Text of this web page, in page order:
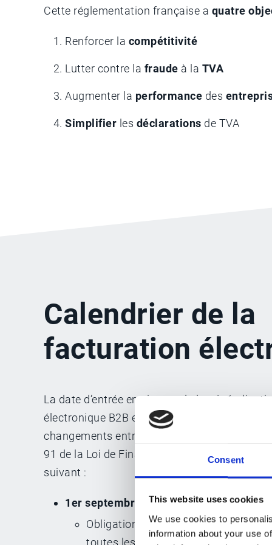
Consent
This website uses cookies
We use cookies to
information about your use
Cette réglementation française a quatre
Renforcer la compétitivité
Lutter contre la fraude à la TVA
Augmenter la performance des
Simplifier les déclarations de TVA
Calendrier de la
facturation
La date d’entrée en vigueur de la
électronique B2B en France a été sujette à de
changements entre 2020 et 2023. Le 29
91 de la Loi de Finances 2024, 2023-1322 a
suivant :
1er septembre 2026 :
Obligation de réception des factures
toutes les entreprises